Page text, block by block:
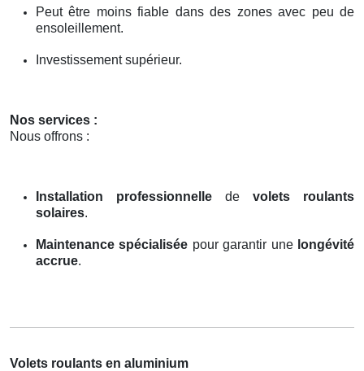
Peut être moins fiable dans des zones avec peu de
ensoleillement.
Investissement supérieur.
Nos services :
Nous offrons :
Installation professionnelle de volets roulants
solaires.
Maintenance spécialisée pour garantir une longévité
accrue.
Volets roulants en aluminium